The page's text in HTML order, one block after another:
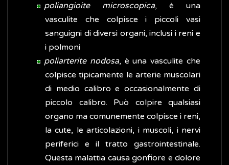
poliangioite microscopica, è una
vasculite che colpisce i piccoli vasi
sanguigni di diversi organi, inclusi i reni e
i polmoni
poliarterite nodosa, è una vasculite che
colpisce tipicamente le arterie muscolari
di medio calibro e occasionalmente di
piccolo calibro. Può colpire qualsiasi
organo ma comunemente colpisce i reni,
la cute, le articolazioni, i muscoli, i nervi
periferici e il tratto gastrointestinale.
Questa malattia causa gonfiore e dolore